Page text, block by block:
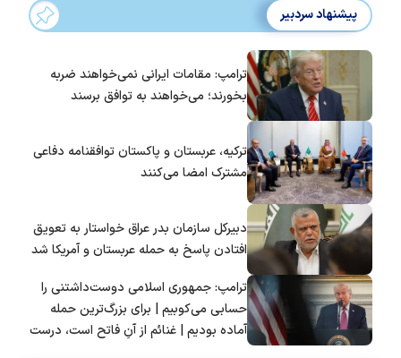
پیشنهاد سردبیر
ترامپ: مقامات ایرانی نمی‌خواهند ضربه
بخورند؛ می‌خواهند به توافق برسند
ترکیه، عربستان و پاکستان توافقنامه دفاعی
مشترک امضا می‌کنند
دبیرکل سازمان بدر عراق خواستار به تعویق
افتادن پاسخ به حمله عربستان و آمریکا شد
ترامپ: جمهوری اسلامی دوست‌داشتنی را
حسابی می‌کوبیم | برای بزرگ‌ترین حمله
آماده بودیم | غنائم از آنِ فاتح است، درست